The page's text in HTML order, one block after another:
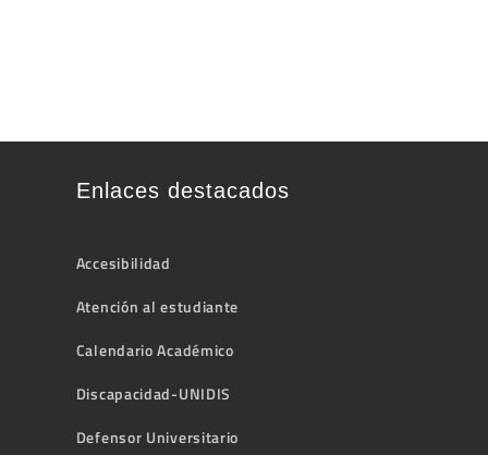
Enlaces destacados
Accesibilidad
Atención al estudiante
Calendario Académico
Discapacidad-UNIDIS
Defensor Universitario